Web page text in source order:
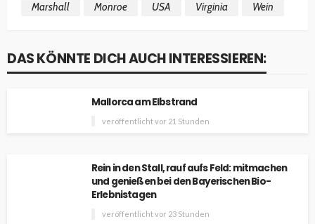
Marshall
Monroe USA Virginia Wein
DAS KÖNNTE DICH AUCH INTERESSIEREN:
Mallorca am Elbstrand
veröffentlicht vor 21 Stunden
Rein in den Stall, rauf aufs Feld: mitmachen
und genießen bei den Bayerischen Bio-
Erlebnistagen
veröffentlicht vor 23 Stunden